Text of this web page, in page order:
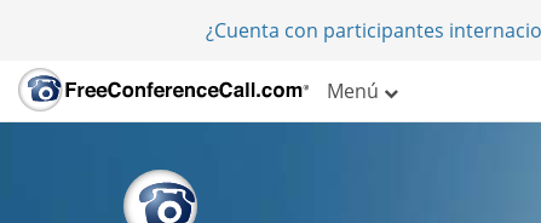
¿Cuenta con participantes
Menú